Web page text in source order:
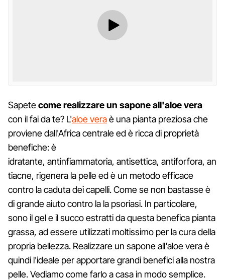
Sapetecome realizzare un sapone all'aloe vera
con il fai da te? L'aloe veraè una pianta preziosa che
proviene dall'Africa centrale ed è ricca di proprietà
benefiche: è
idratante, antinfiammatoria, antisettica, antiforfora, an
tiacne, rigenera la pelle ed è un metodo efficace
contro la caduta dei capelli. Come se non bastasse è
di grande aiuto contro la la psoriasi. In particolare,
sono il gel e il succo estratti da questa benefica pianta
grassa, ad essere utilizzati moltissimo per la cura della
propria bellezza. Realizzare un sapone all'aloe vera è
quindi l'ideale per apportare grandi benefici alla nostra
pelle. Vediamo come farlo a casa in modo semplice.